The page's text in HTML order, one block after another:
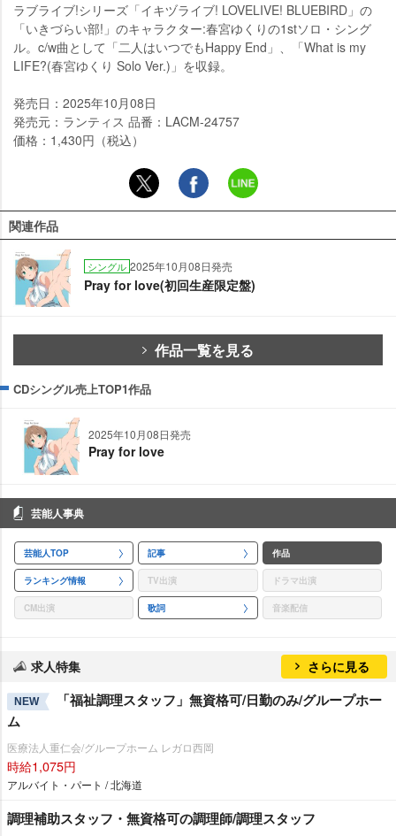
ラブライブ!シリーズ「イキヅライブ! LOVELIVE! BLUEBIRD」の
「いきづらい部!」のキャラクター:春宮ゆくりの1stソロ・シング
ル。c/w曲として「二人はいつでもHappy End」、「What is my
LIFE?(春宮ゆくり Solo Ver.)」を収録。
発売日：2025年10月08日
発売元：ランティス 品番：LACM-24757
価格：1,430円（税込）
関連作品
シングル 2025年10月08日発売
Pray for love(初回生産限定盤)
作品一覧を見る
CDシングル売上TOP1作品
2025年10月08日発売
Pray for love
芸能人事典
芸能人TOP 記事 作品
ランキング情報 TV出演 ドラマ出演
CM出演 歌詞 音楽配信
求人特集 さらに見る
NEW
「福祉調理スタッフ」無資格可/日勤のみ/グループホー
ム
医療法人重仁会/グループホーム レガロ西岡
時給1,075円
アルバイト・パート / 北海道
調理補助スタッフ・無資格可の調理師/調理スタッフ